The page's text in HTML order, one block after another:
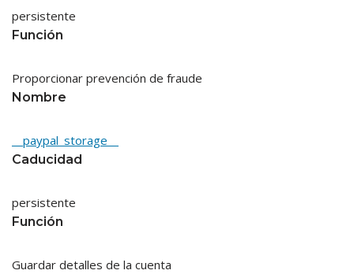
persistente
Función
Proporcionar prevención de fraude
Nombre
__paypal_storage__
Caducidad
persistente
Función
Guardar detalles de la cuenta